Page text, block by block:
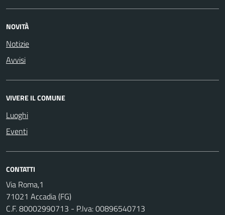
NOVITÀ
Notizie
Avvisi
VIVERE IL COMUNE
Luoghi
Eventi
CONTATTI
Via Roma,1
71021 Accadia (FG)
C.F. 80002990713 - P.Iva: 00896540713